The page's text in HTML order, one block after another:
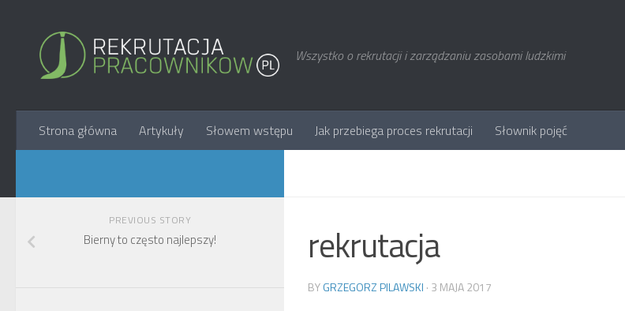
Wszystko o rekrutacji i zarządzaniu zasobami ludzkimi
Strona główna Artykuły Słowem wstępu Jak przebiega proces rekrutacji Słownik pojęć
rekrutacja
BYGRZEGORZ PILAWSKI · 3 MAJA 2017
PREVIOUS STORY
Bierny to często najlepszy!